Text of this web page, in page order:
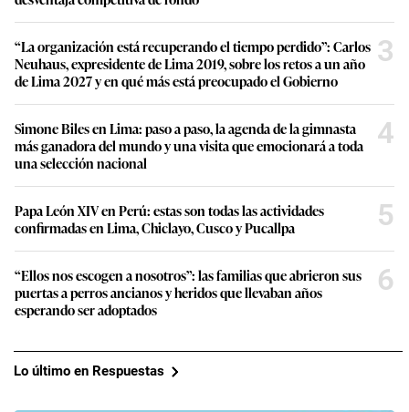
“La organización está recuperando el tiempo perdido”: Carlos
Neuhaus, expresidente de Lima 2019, sobre los retos a un año
de Lima 2027 y en qué más está preocupado el Gobierno
3
Simone Biles en Lima: paso a paso, la agenda de la gimnasta
más ganadora del mundo y una visita que emocionará a toda
una selección nacional
4
Papa León XIV en Perú: estas son todas las actividades
confirmadas en Lima, Chiclayo, Cusco y Pucallpa
5
“Ellos nos escogen a nosotros”: las familias que abrieron sus
puertas a perros ancianos y heridos que llevaban años
esperando ser adoptados
6
Lo último en Respuestas